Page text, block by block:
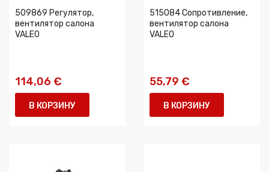
509869 Регулятор,
вентилятор салона
VALEO
114,06 €
В КОРЗИНУ
515084 Сопротивление,
вентилятор салона
VALEO
55,79 €
В КОРЗИНУ